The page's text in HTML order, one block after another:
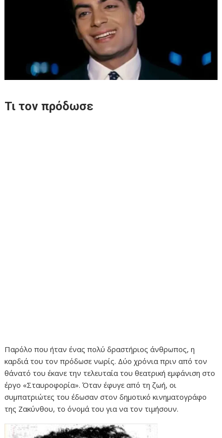
Τι τον πρόδωσε
Παρόλο που ήταν ένας πολύ δραστήριος άνθρωπος, η
καρδιά του τον πρόδωσε νωρίς. Δύο χρόνια πριν από τον
θάνατό του έκανε την τελευταία του θεατρική εμφάνιση στο
έργο «Σταυροφορία». Όταν έφυγε από τη ζωή, οι
συμπατριώτες του έδωσαν στον δημοτικό κινηματογράφο
της Ζακύνθου, το όνομά του για να τον τιμήσουν.